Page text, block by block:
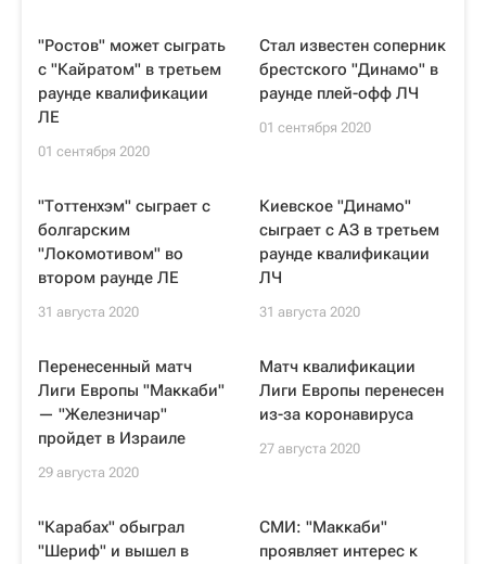
"Ростов" может сыграть
с "Кайратом" в третьем
раунде квалификации
ЛЕ
01 сентября 2020
Стал известен соперник
брестского "Динамо" в
раунде плей-офф ЛЧ
01 сентября 2020
"Тоттенхэм" сыграет с
болгарским
"Локомотивом" во
втором раунде ЛЕ
31 августа 2020
Киевское "Динамо"
сыграет с АЗ в третьем
раунде квалификации
ЛЧ
31 августа 2020
Перенесенный матч
Лиги Европы "Маккаби"
— "Железничар"
пройдет в Израиле
29 августа 2020
Матч квалификации
Лиги Европы перенесен
из-за коронавируса
27 августа 2020
"Карабах" обыграл
"Шериф" и вышел в
СМИ: "Маккаби"
проявляет интерес к